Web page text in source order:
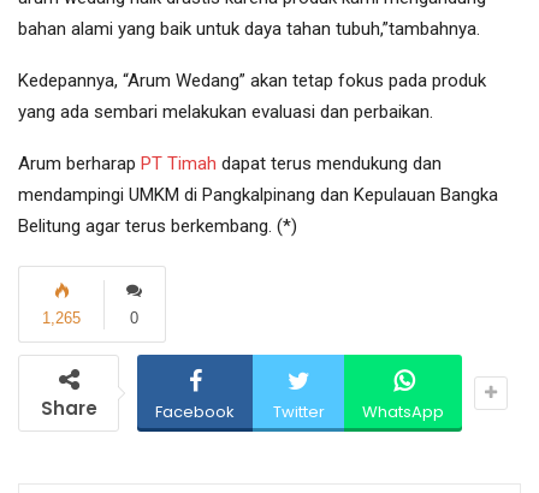
bahan alami yang baik untuk daya tahan tubuh,”tambahnya.
Kedepannya, “Arum Wedang” akan tetap fokus pada produk
yang ada sembari melakukan evaluasi dan perbaikan.
Arum berharap PT Timah dapat terus mendukung dan
mendampingi UMKM di Pangkalpinang dan Kepulauan Bangka
Belitung agar terus berkembang. (*)
0
1,265
Share Facebook Twitter WhatsApp